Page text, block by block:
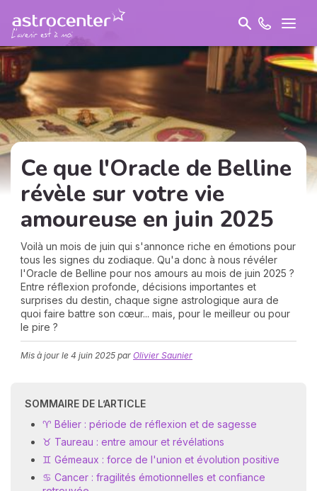
Ce que l'Oracle de Belline
révèle sur votre vie
amoureuse en juin 2025
Voilà un mois de juin qui s'annonce riche en émotions pour
tous les signes du zodiaque. Qu'a donc à nous révéler
l'Oracle de Belline pour nos amours au mois de juin 2025 ?
Entre réflexion profonde, décisions importantes et
surprises du destin, chaque signe astrologique aura de
quoi faire battre son cœur... mais, pour le meilleur ou pour
le pire ?
Mis à jour le 4 juin 2025 par Olivier Saunier
SOMMAIRE DE L’ARTICLE
♈ Bélier : période de réflexion et de sagesse
♉ Taureau : entre amour et révélations
♊ Gémeaux : force de l'union et évolution positive
♋ Cancer : fragilités émotionnelles et confiance